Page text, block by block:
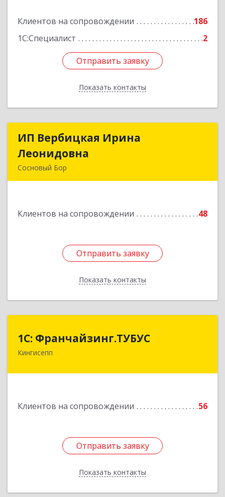
Клиентов на сопровождении
186
1С:Специалист
2
Отправить заявку
Показать контакты
Отправить заявку
Назад
ИП Вербицкая Ирина
Леонидовна
Сосновый Бор
Клиентов на сопровождении 48
Отправить заявку
Показать контакты
ИП Вербицкая Ирина
Подробнее
Отправить заявку
Назад
1С: Франчайзинг.ТУБУС
Кингисепп
Клиентов на сопровождении 56
Отправить заявку
Показать контакты
1С: Франчайзинг.ТУБУС
Отправить заявку
Назад